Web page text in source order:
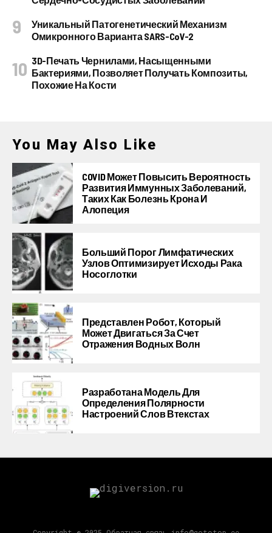
Уникальный Патогенетический Механизм
Омикронного Варианта SARS-CoV-2
3D-Печать Чернилами, Насыщенными
Бактериями, Позволяет Получать Композиты,
Похожие На Кости
You May Also Like
COVID Может Повысить Вероятность
Развития Иммунных Заболеваний,
Таких Как Болезнь Крона И
Алопеция
Больший Порог Лимфатических
Узлов Оптимизирует Исходы Рака
Носоглотки
Представлен Робот, Который
Может Двигаться За Счет
Отражения Водных Волн
Разработана Модель Для
Определения Полярности
Настроений Слов Втекстах